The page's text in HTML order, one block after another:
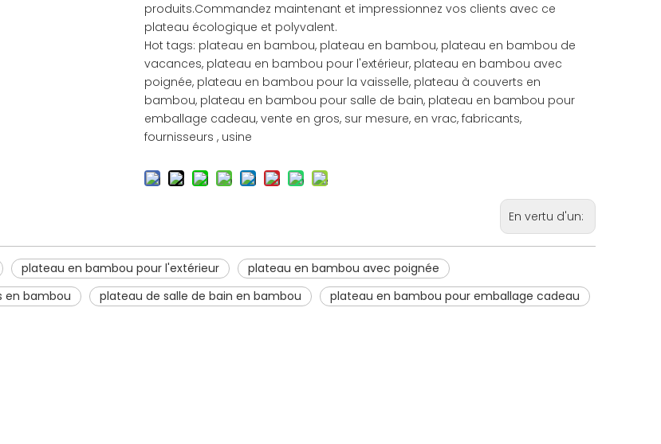
produits.Commandez maintenant et impressionnez vos clients avec ce
plateau écologique et polyvalent.
Hot tags: plateau en bambou, plateau en bambou, plateau en bambou de
vacances, plateau en bambou pour l'extérieur, plateau en bambou avec
poignée, plateau en bambou pour la vaisselle, plateau à couverts en
bambou, plateau en bambou pour salle de bain, plateau en bambou pour
emballage cadeau, vente en gros, sur mesure, en vrac, fabricants,
fournisseurs , usine
En vertu d'un:
plateau en bambou pour l'extérieur
plateau en bambou avec poignée
en bambou plateau de salle de bain en bambou plateau en bambou pour emballage cadeau